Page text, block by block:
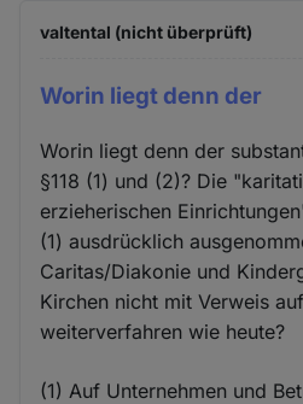
valtental (nicht überprüft)
Worin liegt denn der
Worin liegt denn der
§118 (1) und (2)? Die
erzieherischen
(1) ausdrücklich
Caritas/Diakonie und
Kirchen nicht mit Verweis
weiterverfahren wie heute?
(1) Auf Unternehmen und